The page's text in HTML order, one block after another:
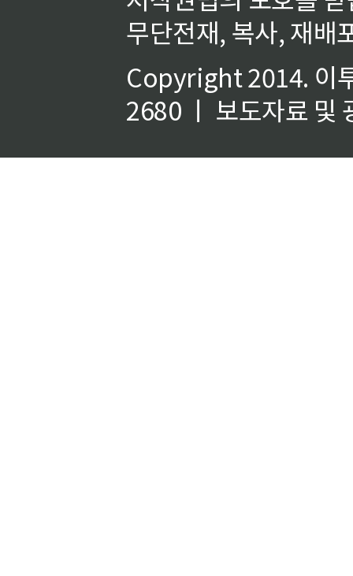
무단전재, 복사, 재배
Copyright 2014. 이
2680 ㅣ 보도자료